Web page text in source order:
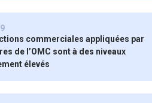
commerciales appliquées par
de l’OMC sont à des niveaux
élevés